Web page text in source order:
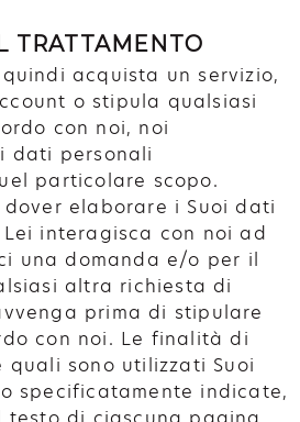
TRATTAMENTO
acquista un servizio,
o stipula qualsiasi
con noi, noi
dati personali
particolare scopo.
dover elaborare i Suoi dati
interagisca con noi ad
una domanda e/o per il
altra richiesta di
prima di stipulare
con noi. Le finalità di
sono utilizzati Suoi
specificatamente indicate,